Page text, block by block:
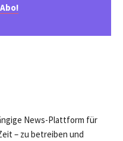
News-Plattform für
– zu betreiben und